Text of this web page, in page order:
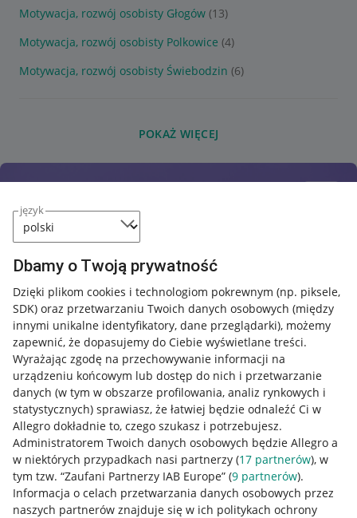
język
Dbamy o Twoją prywatność
Dzięki plikom cookies i technologiom pokrewnym (np. piksele,
SDK) oraz przetwarzaniu Twoich danych osobowych (między
innymi unikalne identyfikatory, dane przeglądarki), możemy
zapewnić, że dopasujemy do Ciebie wyświetlane treści.
Wyrażając zgodę na przechowywanie informacji na
urządzeniu końcowym lub dostęp do nich i przetwarzanie
danych (w tym w obszarze profilowania, analiz rynkowych i
statystycznych) sprawiasz, że łatwiej będzie odnaleźć Ci w
Allegro dokładnie to, czego szukasz i potrzebujesz.
Administratorem Twoich danych osobowych będzie Allegro a
w niektórych przypadkach nasi partnerzy (17 partnerów), w
tym tzw. “Zaufani Partnerzy IAB Europe” (9 partnerów).
Informacja o celach przetwarzania danych osobowych przez
naszych partnerów znajduje się w ich politykach ochrony
Motywacja, rozwój osobisty Głogów (13)
Motywacja, rozwój osobisty Polkowice (4)
Motywacja, rozwój osobisty Świebodzin (6)
POKAŻ WIĘCEJ
Nawigacja
Przydatne informacje